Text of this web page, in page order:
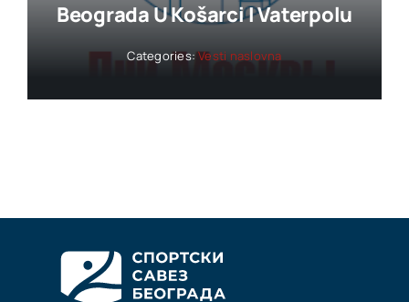
Beograda U Košarci I Vaterpolu
Categories:Vesti naslovna